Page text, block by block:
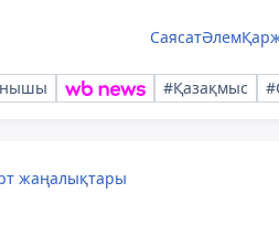
СаясатӘлем
#Қазақмыс
жаңалықтары